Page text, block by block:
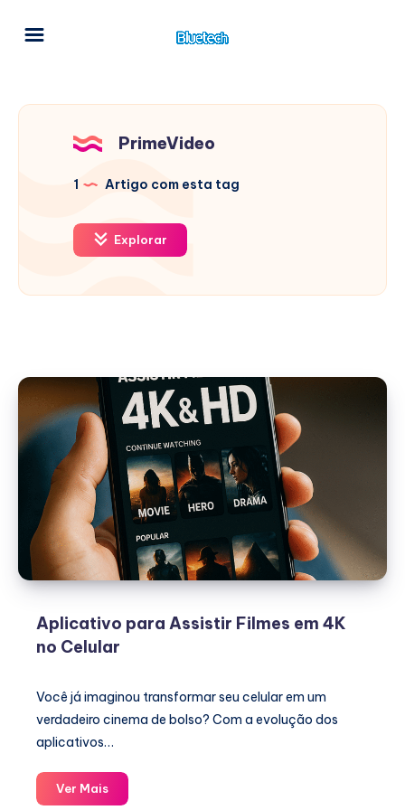
PrimeVideo
1 Artigo com esta tag
Explorar
Aplicativo para Assistir Filmes em 4K
no Celular
Você já imaginou transformar seu celular em um
verdadeiro cinema de bolso? Com a evolução dos
aplicativos…
Ver MaisAplicativo